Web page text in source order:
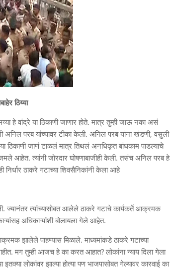
ठिय्या
हे वांद्रे या ठिकाणी जाणार होते. मात्र तुम्ही जाऊ नका असं
अनिल परब यांच्यावर टीका केली. अनिल परब यांना खंडणी, वसुली
या ठिकाणी जाणं टाळलं मात्र तिथलं अनधिकृत बांधकाम पाडल्याचे
आहेत. त्यांनी जोरदार घोषणाबाजीही केली. तसंच अनिल परब हे
निर्धार ठाकरे गटाच्या शिवसैनिकांनी केला आहे
ज्यानंतर त्यांच्यासोबत आलेले ठाकरे गटाचे कार्यकर्ते आक्रमक
अधिकाऱ्यांशी बोलायला गेले आहेत.
झालेले पाहण्यास मिळाले. माध्यमांकडे ठाकरे गटाच्या
मग तुम्ही आजच हे का करत आहात? लोकांना न्याय दिला गेला
लोकांवर झाल्या होत्या पण भाजपासोबत गेल्यावर कारवाई का